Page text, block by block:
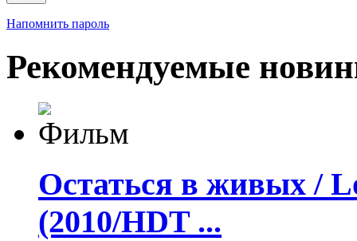
Напомнить пароль
Рекомендуемые
Остаться в живых /
(2010/HDT ...